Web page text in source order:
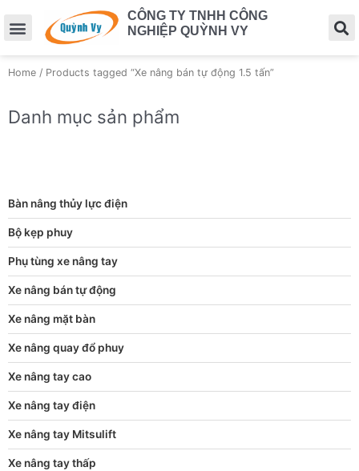
CÔNG TY TNHH CÔNG
NGHIỆP QUỲNH VY
Home / Products tagged “Xe nâng bán tự động 1.5 tấn”
Danh mục sản phẩm
Bàn nâng thủy lực điện
Bộ kẹp phuy
Phụ tùng xe nâng tay
Xe nâng bán tự động
Xe nâng mặt bàn
Xe nâng quay đổ phuy
Xe nâng tay cao
Xe nâng tay điện
Xe nâng tay Mitsulift
Xe nâng tay thấp